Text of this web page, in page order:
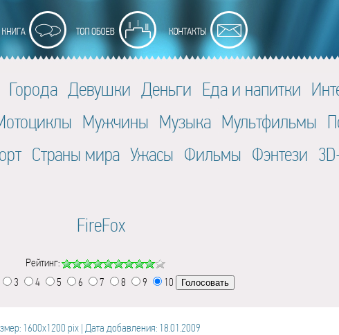
Города Девушки Деньги Еда и напитки
Мужчины Музыка Мультфильмы
Страны мира Ужасы Фильмы Фэнтези
FireFox
Рейтинг:
3
4 5 6 7 8 9 10
1600x1200 pix | Дата добавления: 18.01.2009